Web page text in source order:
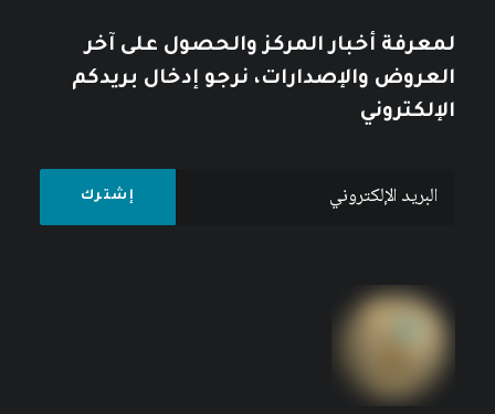
لمعرفة أخبار المركز والحصول على آخر
العروض والإصدارات، نرجو إدخال بريدكم
الإلكتروني